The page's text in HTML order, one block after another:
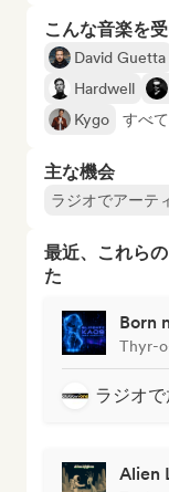
こんな音楽を
David Guetta
Hardwell
Kygo
すべ
主な機会
ラジオでアーテ
最近、これら
た
Born
Thyr-
ラジオ
Alien